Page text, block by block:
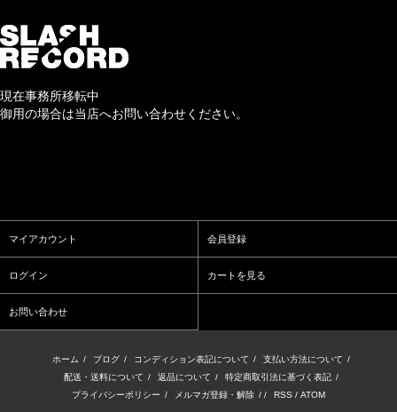
現在事務所移転中
御用の場合は当店へお問い合わせください。
マイアカウント 会員登録
ログイン カートを見る
お問い合わせ
ホーム / ブログ / コンディション表記について / 支払い方法について /
配送・送料について / 返品について / 特定商取引法に基づく表記 /
プライバシーポリシー / メルマガ登録・解除 / / RSS / ATOM